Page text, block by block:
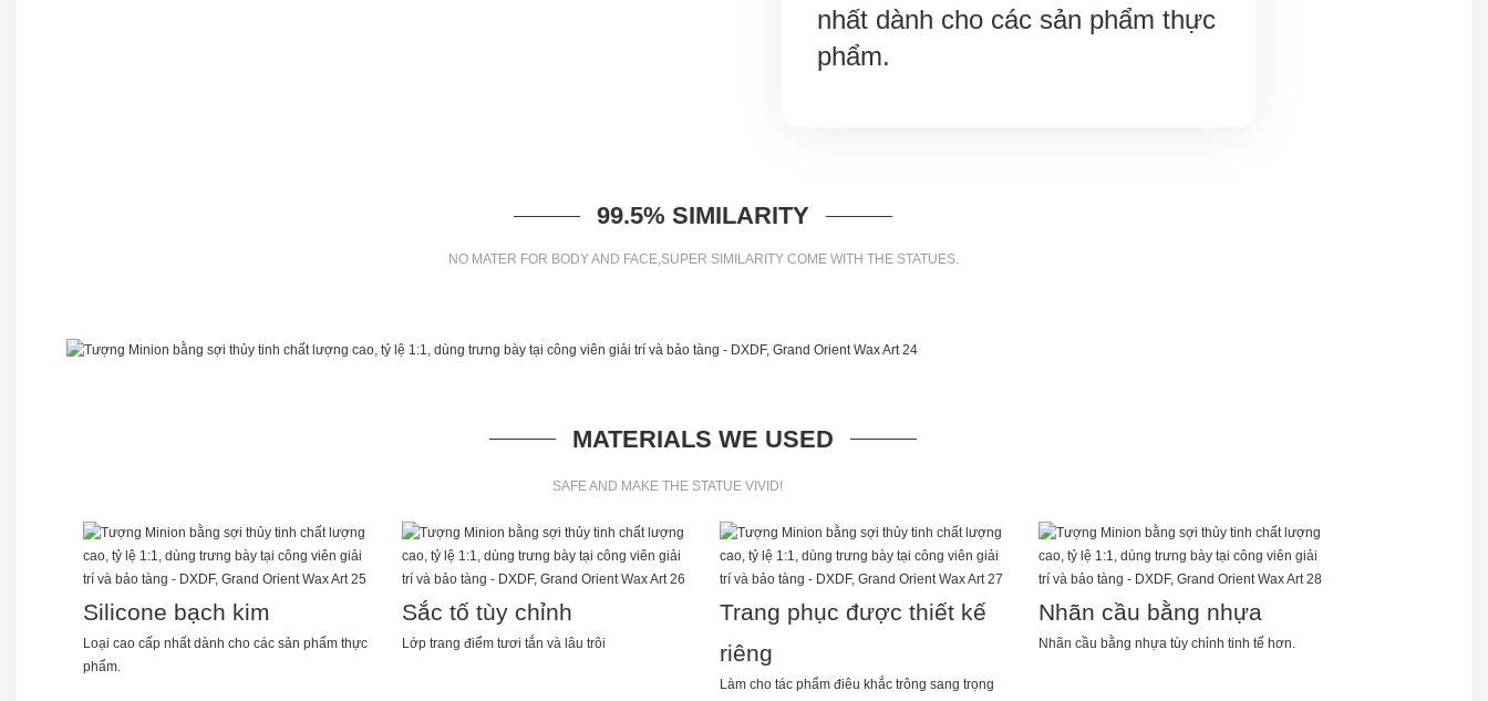
nhất dành cho các sản phẩm thực
phẩm.
99.5% SIMILARITY
NO MATER FOR BODY AND FACE,SUPER SIMILARITY COME WITH THE STATUES.
MATERIALS WE USED
SAFE AND MAKE THE STATUE VIVID!
Silicone bạch kim
Loại cao cấp nhất dành cho các sản phẩm thực
phẩm.
Sắc tố tùy chỉnh
Lớp trang điểm tươi tắn và lâu trôi
Trang phục được thiết kế
riêng
Làm cho tác phẩm điêu khắc trông sang trọng
Nhãn cầu bằng nhựa
Nhãn cầu bằng nhựa tùy chỉnh tinh tế hơn.